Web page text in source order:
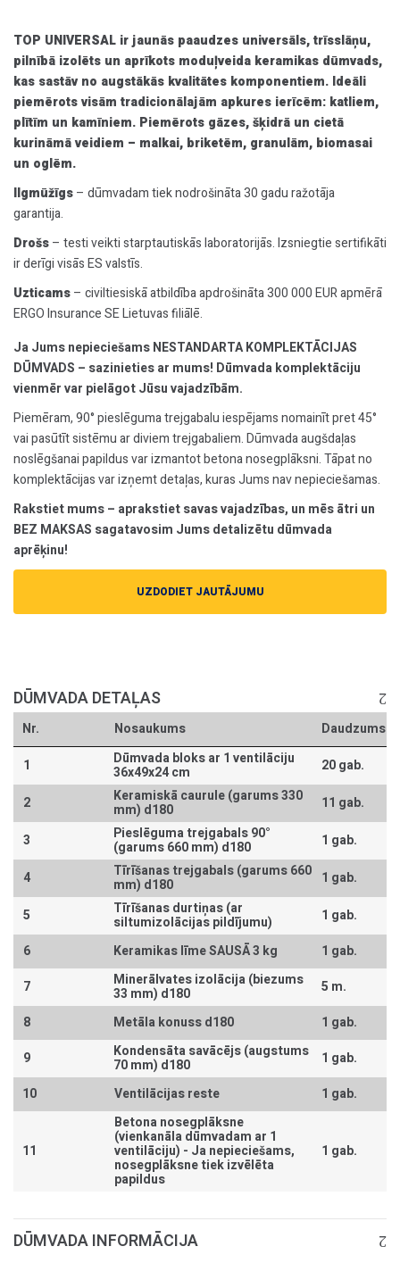
TOP UNIVERSAL ir jaunās paaudzes universāls, trīsslāņu,
pilnībā izolēts un aprīkots moduļveida keramikas dūmvads,
kas sastāv no augstākās kvalitātes komponentiem. Ideāli
piemērots visām tradicionālajām apkures ierīcēm: katliem,
plītīm un kamīniem. Piemērots gāzes, šķidrā un cietā
kurināmā veidiem – malkai, briketēm, granulām, biomasai
un oglēm.
Ilgmūžīgs– dūmvadam tiek nodrošināta 30 gadu ražotāja
garantija.
Drošs– testi veikti starptautiskās laboratorijās. Izsniegtie sertifikāti
ir derīgi visās ES valstīs.
Uzticams– civiltiesiskā atbildība apdrošināta 300 000 EUR apmērā
ERGO Insurance SE Lietuvas filiālē.
Ja Jums nepieciešams NESTANDARTA KOMPLEKTĀCIJAS
DŪMVADS – sazinieties ar mums! Dūmvada komplektāciju
vienmēr var pielāgot Jūsu vajadzībām.
Piemēram, 90° pieslēguma trejgabalu iespējams nomainīt pret 45°
vai pasūtīt sistēmu ar diviem trejgabaliem. Dūmvada augšdaļas
noslēgšanai papildus var izmantot betona nosegplāksni. Tāpat no
komplektācijas var izņemt detaļas, kuras Jums nav nepieciešamas.
Rakstiet mums – aprakstiet savas vajadzības, un mēs ātri un
BEZ MAKSAS sagatavosim Jums detalizētu dūmvada
aprēķinu!
UZDODIET JAUTĀJUMU
DŪMVADA DETAĻAS
Nr. Nosaukums
Daudzums
1
Dūmvada bloks ar 1 ventilāciju
36x49x24 cm
20 gab.
2
Keramiskā caurule (garums 330
mm) d180
11 gab.
3
Pieslēguma trejgabals 90°
(garums 660 mm) d180
1 gab.
4
Tīrīšanas trejgabals (garums 660
mm) d180
1 gab.
5
Tīrīšanas durtiņas (ar
siltumizolācijas pildījumu)
1 gab.
6
Keramikas līme SAUSĀ 3 kg
1 gab.
7
Minerālvates izolācija (biezums
33 mm) d180
5 m.
8
Metāla konuss d180
1 gab.
9
Kondensāta savācējs (augstums
70 mm) d180
1 gab.
10
Ventilācijas reste 1 gab.
11
Betona nosegplāksne
(vienkanāla dūmvadam ar 1
ventilāciju) - Ja nepieciešams,
nosegplāksne tiek izvēlēta
papildus
1 gab.
DŪMVADA INFORMĀCIJA